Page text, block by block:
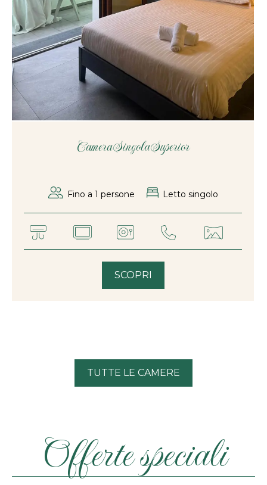
Camera Singola Superior
Fino a 1 persone Letto singolo
SCOPRI
TUTTE LE CAMERE
Offerte speciali